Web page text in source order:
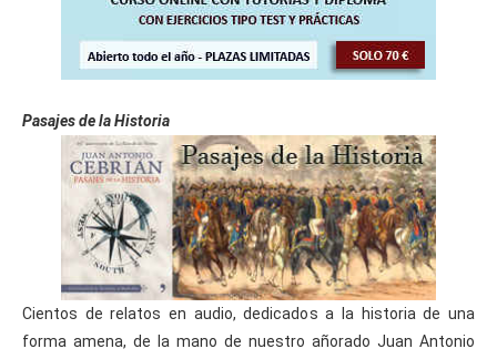
Pasajes de la Historia
Cientos de relatos en audio, dedicados a la historia de una
forma amena, de la mano de nuestro añorado Juan Antonio